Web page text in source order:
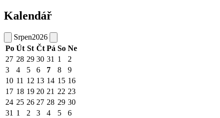
Kalendář
Srpen2026
Po Út St Čt Pá So Ne
27 28 29 30 31 1
2
3
4 5 6 7 8
9
10 11 12 13 14 15 16
17 18 19 20 21 22 23
24 25 26 27 28 29 30
31 1 2 3 4 5 6